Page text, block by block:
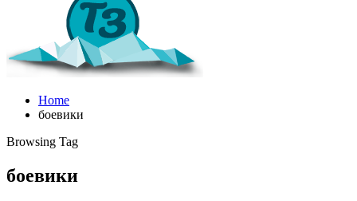
Home
боевики
Browsing Tag
боевики